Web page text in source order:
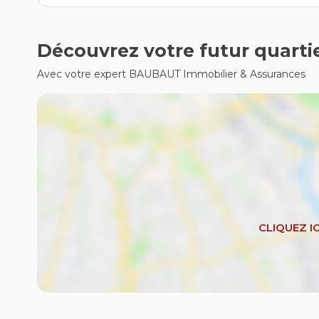
Découvrez votre futur
Avec votre expert BAUBAUT Immobilier & Assurances